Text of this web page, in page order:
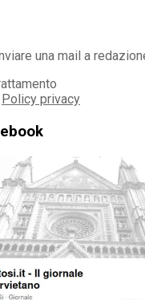
una mail a
Policy privacy